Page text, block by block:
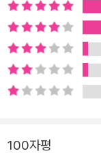
100자평